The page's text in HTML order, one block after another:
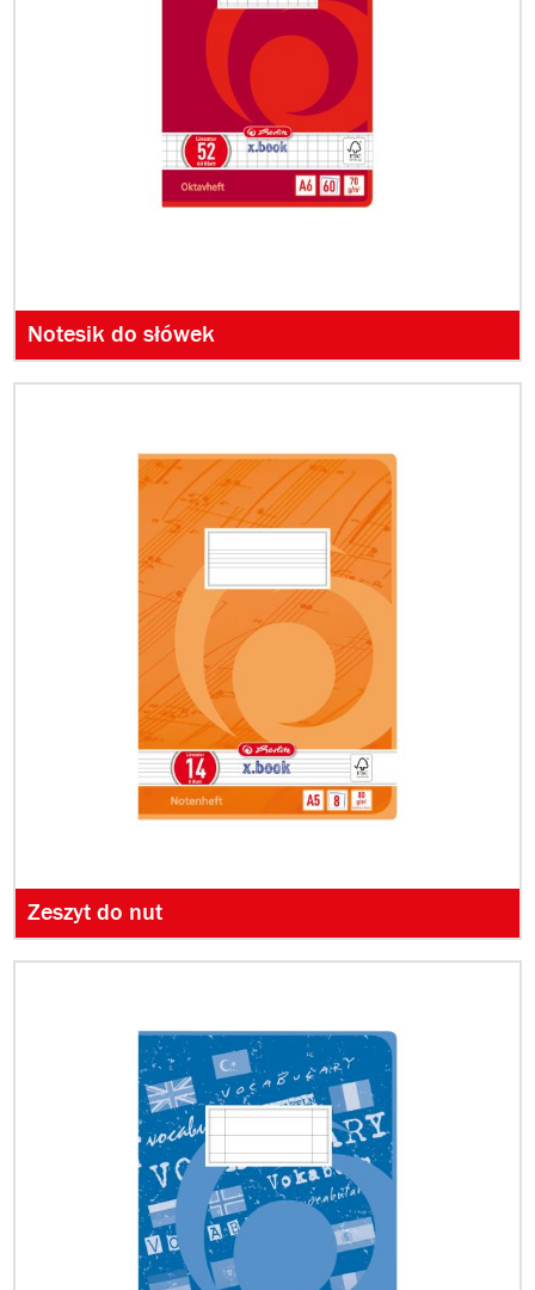
Notesik do słówek
Zeszyt do nut